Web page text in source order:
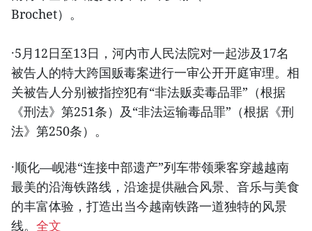
Brochet）。
·5月12日至13日，河内市人民法院对一起涉及17名
被告人的特大跨国贩毒案进行一审公开开庭审理。相
关被告人分别被指控犯有“非法贩卖毒品罪”（根据
《刑法》第251条）及“非法运输毒品罪”（根据《刑
法》第250条）。
·顺化—岘港“连接中部遗产”列车带领乘客穿越越南
最美的沿海铁路线，沿途提供融合风景、音乐与美食
的丰富体验，打造出当今越南铁路一道独特的风景
线。 全文